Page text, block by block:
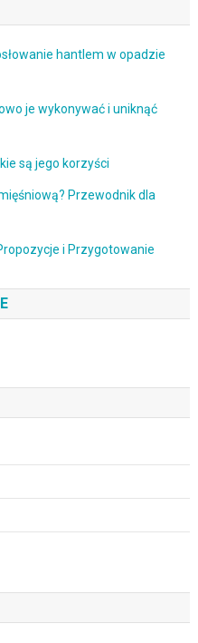
hantlem w opadzie
je wykonywać i uniknąć
są jego korzyści
Przewodnik dla
i Przygotowanie